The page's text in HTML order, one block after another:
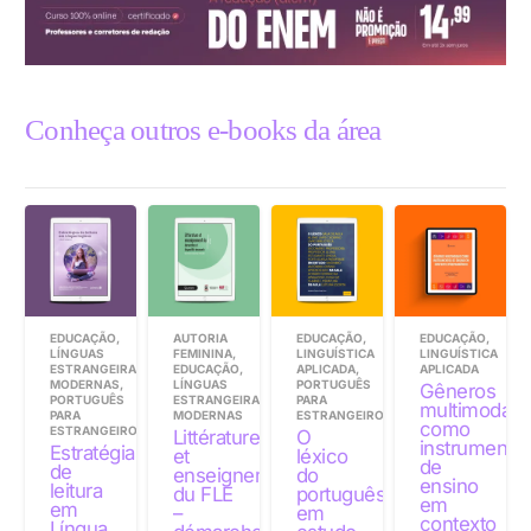
Conheça outros e-books da área
EDUCAÇÃO,
LÍNGUAS
ESTRANGEIRAS
MODERNAS,
PORTUGUÊS
PARA
ESTRANGEIROS
Estratégias
de
leitura
em
AUTORIA
FEMININA,
EDUCAÇÃO,
LÍNGUAS
ESTRANGEIRAS
MODERNAS
Littérature
et
enseignement
du FLE
–
EDUCAÇÃO,
LINGUÍSTICA
APLICADA,
PORTUGUÊS
PARA
ESTRANGEIROS
O
léxico
do
português
em
EDUCAÇÃO,
LINGUÍSTICA
APLICADA
Gêneros
multimodais
como
de
ensino
em
contexto